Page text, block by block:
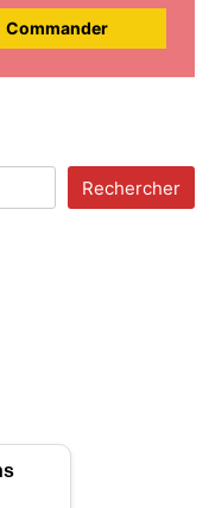
Commander
Rechercher